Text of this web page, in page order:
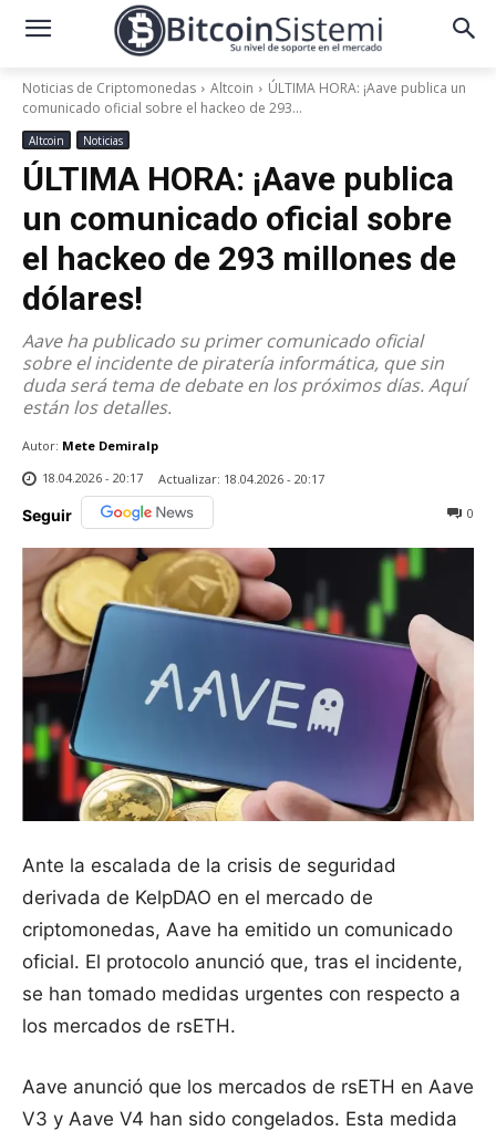
Noticias de Criptomonedas Altcoin
ÚLTIMA HORA: ¡Aave publica un
comunicado oficial sobre el hackeo de 293...
Altcoin Noticias
ÚLTIMA HORA: ¡Aave publica
un comunicado oficial sobre
el hackeo de 293 millones de
dólares!
Aave ha publicado su primer comunicado oficial
sobre el incidente de piratería informática, que sin
duda será tema de debate en los próximos días. Aquí
están los detalles.
Autor: Mete Demiralp
18.04.2026 - 20:17
Actualizar: 18.04.2026 - 20:17
Seguir 0
Ante la escalada de la crisis de seguridad
derivada de KelpDAO en el mercado de
criptomonedas, Aave ha emitido un comunicado
oficial. El protocolo anunció que, tras el incidente,
se han tomado medidas urgentes con respecto a
los mercados de rsETH.
Aave anunció que los mercados de rsETH en Aave
V3 y Aave V4 han sido congelados. Esta medida